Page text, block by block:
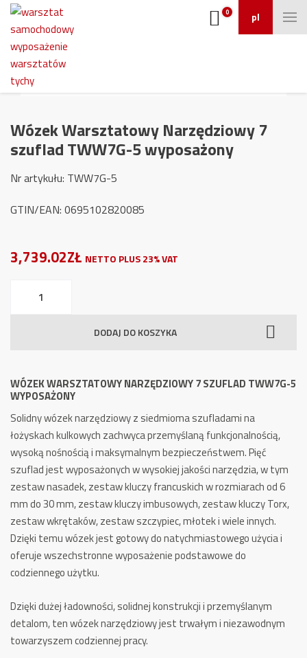
pl
0
Wózek Warsztatowy Narzędziowy 7
szuflad TWW7G-5 wyposażony
Nr artykułu: TWW7G-5
GTIN/EAN: 0695102820085
3,739.02ZŁ NETTO PLUS 23% VAT
szuflad
TWW7G-
wyposażony
DODAJ DO KOSZYKA
WÓZEK WARSZTATOWY NARZĘDZIOWY 7 SZUFLAD TWW7G-5
WYPOSAŻONY
Solidny wózek narzędziowy z siedmioma szufladami na
łożyskach kulkowych zachwyca przemyślaną funkcjonalnością,
wysoką nośnością i maksymalnym bezpieczeństwem.Pięć
szuflad jest wyposażonych w wysokiej jakości narzędzia, w tym
zestaw nasadek, zestaw kluczy francuskich w rozmiarach od 6
mm do 30 mm, zestaw kluczy imbusowych, zestaw kluczy Torx,
zestaw wkrętaków, zestaw szczypiec, młotek i wiele innych.
Dzięki temu wózek jest gotowy do natychmiastowego użycia i
oferuje wszechstronne wyposażenie podstawowe do
codziennego użytku.
Dzięki dużej ładowności, solidnej konstrukcji i przemyślanym
detalom, ten wózek narzędziowy jest trwałym i niezawodnym
towarzyszem codziennej pracy.